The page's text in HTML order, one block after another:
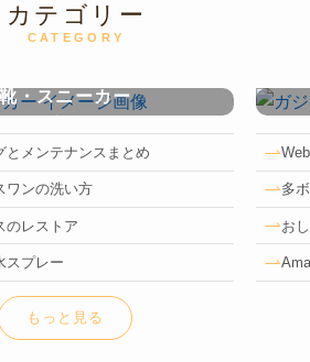
カテゴリー
CATEGORY
・スニーカー
shoes
とメンテナンスまとめ
ワンの洗い方
のレストア
スプレー
もっと見る
多
お